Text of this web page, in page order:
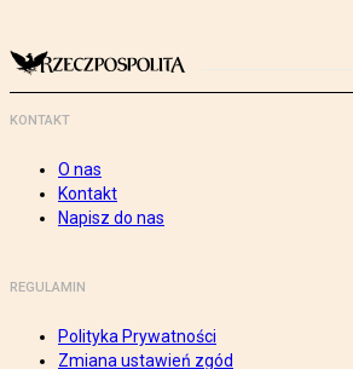
KONTAKT
O nas
Kontakt
Napisz do nas
REGULAMIN
Polityka Prywatności
Zmiana ustawień zgód